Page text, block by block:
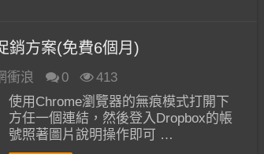
銷方案(免費6個月)
衝浪 0
413
使用Chrome瀏覽器的無痕模式打開下
方任一個連結，然後登入Dropbox的帳
號照著圖片說明操作即可 …